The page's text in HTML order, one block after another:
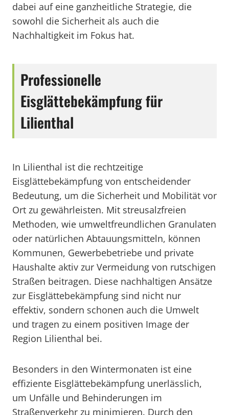
dabei auf eine ganzheitliche Strategie, die
sowohl die Sicherheit als auch die
Nachhaltigkeit im Fokus hat.
Professionelle
Eisglättebekämpfung für
Lilienthal
In Lilienthal ist die rechtzeitige
Eisglättebekämpfung von entscheidender
Bedeutung, um die Sicherheit und Mobilität vor
Ort zu gewährleisten. Mit streusalzfreien
Methoden, wie umweltfreundlichen Granulaten
oder natürlichen Abtauungsmitteln, können
Kommunen, Gewerbebetriebe und private
Haushalte aktiv zur Vermeidung von rutschigen
Straßen beitragen. Diese nachhaltigen Ansätze
zur Eisglättebekämpfung sind nicht nur
effektiv, sondern schonen auch die Umwelt
und tragen zu einem positiven Image der
Region Lilienthal bei.
Besonders in den Wintermonaten ist eine
effiziente Eisglättebekämpfung unerlässlich,
um Unfälle und Behinderungen im
Straßenverkehr zu minimieren. Durch den